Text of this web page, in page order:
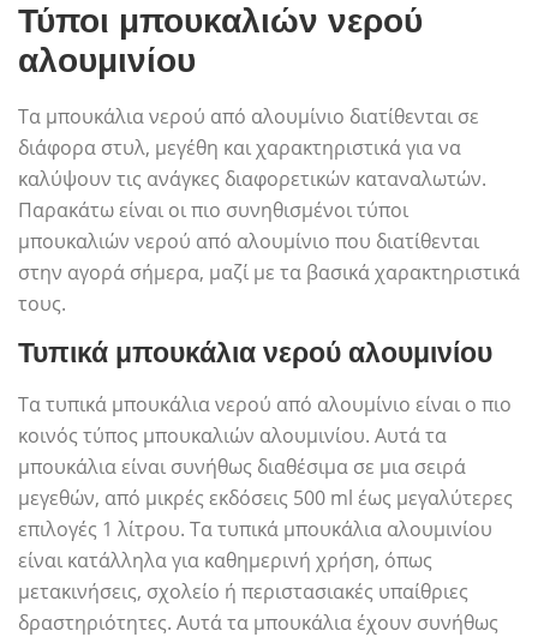
Τύποι μπουκαλιών νερού
αλουμινίου
Τα μπουκάλια νερού από αλουμίνιο διατίθενται σε
διάφορα στυλ, μεγέθη και χαρακτηριστικά για να
καλύψουν τις ανάγκες διαφορετικών καταναλωτών.
Παρακάτω είναι οι πιο συνηθισμένοι τύποι
μπουκαλιών νερού από αλουμίνιο που διατίθενται
στην αγορά σήμερα, μαζί με τα βασικά χαρακτηριστικά
τους.
Τυπικά μπουκάλια νερού αλουμινίου
Τα τυπικά μπουκάλια νερού από αλουμίνιο είναι ο πιο
κοινός τύπος μπουκαλιών αλουμινίου. Αυτά τα
μπουκάλια είναι συνήθως διαθέσιμα σε μια σειρά
μεγεθών, από μικρές εκδόσεις 500 ml έως μεγαλύτερες
επιλογές 1 λίτρου. Τα τυπικά μπουκάλια αλουμινίου
είναι κατάλληλα για καθημερινή χρήση, όπως
μετακινήσεις, σχολείο ή περιστασιακές υπαίθριες
δραστηριότητες. Αυτά τα μπουκάλια έχουν συνήθως